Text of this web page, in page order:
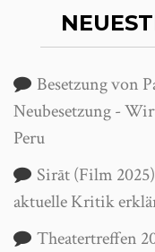
Besetzung von
Neubesetzung -
Peru
Sirāt (Film
aktuelle Kritik
Theatertreffen